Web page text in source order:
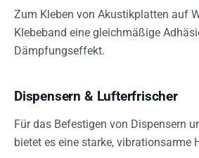
Zum Kleben von Akustikplatten auf
Klebeband eine gleichmäßige
Dämpfungseffekt.
Dispensern & Lufterfrischer
Für das Befestigen von Dispensern
bietet es eine starke, vibrationsarme